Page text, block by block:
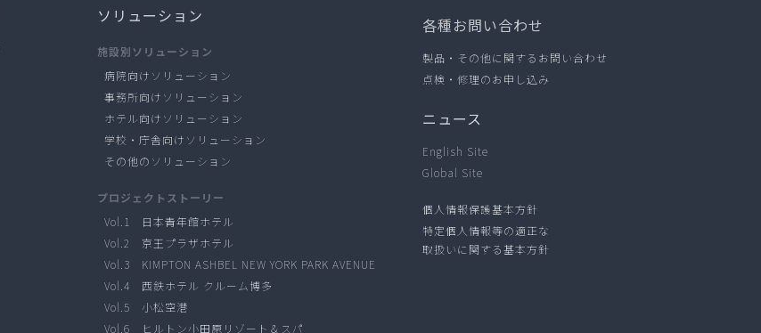
ソリューション
施設別ソリューション
病院向けソリューション
事務所向けソリューション
ホテル向けソリューション
学校・庁舎向けソリューション
その他のソリューション
プロジェクトストーリー
Vol.1 日本青年館ホテル
Vol.2 京王プラザホテル
Vol.3 KIMPTON ASHBEL NEW YORK PARK AVENUE
Vol.4 西鉄ホテル クルーム博多
Vol.5 小松空港
Vol.6 ヒルトン小田原リゾート＆スパ
各種お問い合わせ
製品・その他に関するお問い合わせ
点検・修理のお申し込み
ニュース
English Site
Global Site
個人情報保護基本方針
特定個人情報等の適正な
取扱いに関する基本方針